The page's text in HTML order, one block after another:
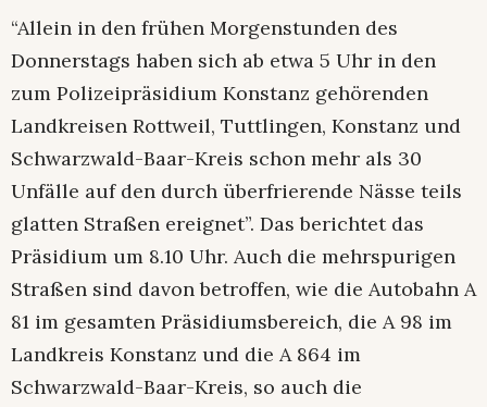
“Allein in den frühen Morgenstunden des
Donnerstags haben sich ab etwa 5 Uhr in den
zum Polizeipräsidium Konstanz gehörenden
Landkreisen Rottweil, Tuttlingen, Konstanz und
Schwarzwald-Baar-Kreis schon mehr als 30
Unfälle auf den durch überfrierende Nässe teils
glatten Straßen ereignet”. Das berichtet das
Präsidium um 8.10 Uhr. Auch die mehrspurigen
Straßen sind davon betroffen, wie die Autobahn A
81 im gesamten Präsidiumsbereich, die A 98 im
Landkreis Konstanz und die A 864 im
Schwarzwald-Baar-Kreis, so auch die